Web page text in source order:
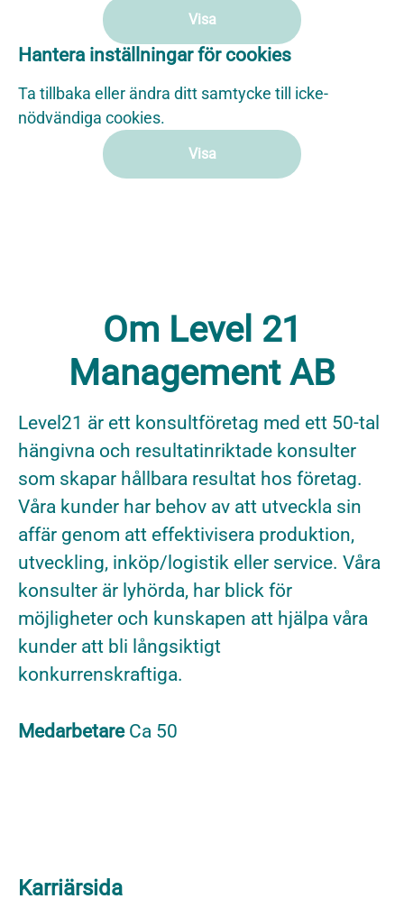
Visa
Hantera inställningar för cookies
Ta tillbaka eller ändra ditt samtycke till icke-
nödvändiga cookies.
Visa
Om Level 21
Management AB
Level21 är ett konsultföretag med ett 50-tal
hängivna och resultatinriktade konsulter
som skapar hållbara resultat hos företag.
Våra kunder har behov av att utveckla sin
affär genom att effektivisera produktion,
utveckling, inköp/logistik eller service. Våra
konsulter är lyhörda, har blick för
möjligheter och kunskapen att hjälpa våra
kunder att bli långsiktigt
konkurrenskraftiga.
Medarbetare Ca 50
Karriärsida